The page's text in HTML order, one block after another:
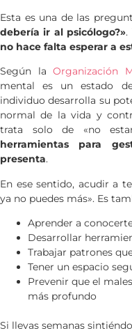
Esta es una de las
debería ir al psicólogo?».
no hace falta esperar a
Según laOrganización
mental es un estado
individuo desarrolla su
normal de la vida y
trata solo de «no
herramientas para
presenta.
En ese sentido, acudir a
ya no puedes más». Es
Aprender a
Desarrollar
Trabajar patrones
Tener un espacio
Prevenir que el
más profundo
Si llevas semanas